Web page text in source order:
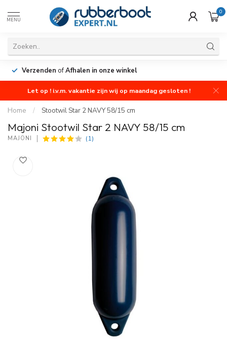
MENU
0
Verzenden ofAfhalen in onze winkel
Let op ! i.v.m. vakantie zijn wij op maandag gesloten !
Home / Stootwil Star 2 NAVY 58/15 cm
Majoni Stootwil Star 2 NAVY 58/15 cm
MAJONI (1)